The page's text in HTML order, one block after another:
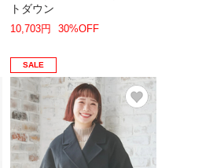
トダウン
10,703円 30%OFF
SALE